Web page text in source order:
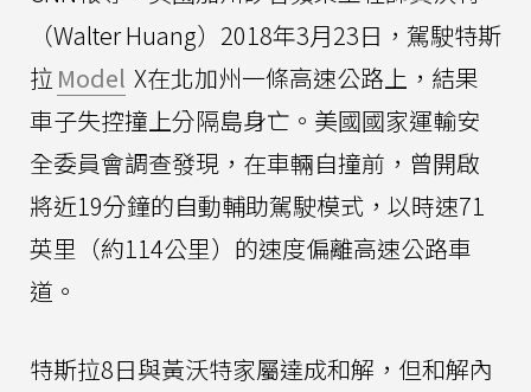
（Walter Huang）2018年3月23日，駕駛特斯
拉 Model X在北加州一條高速公路上，結果
車子失控撞上分隔島身亡。美國國家運輸安
全委員會調查發現，在車輛自撞前，曾開啟
將近19分鐘的自動輔助駕駛模式，以時速71
英里（約114公里）的速度偏離高速公路車
道。
特斯拉8日與黃沃特家屬達成和解，但和解內